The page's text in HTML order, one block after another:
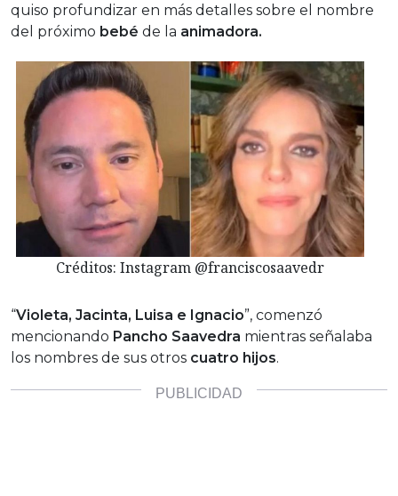
quiso profundizar en más detalles sobre el nombre
del próximo bebé de la animadora.
Créditos: Instagram @franciscosaavedr
“Violeta, Jacinta, Luisa e Ignacio”, comenzó
mencionando Pancho Saavedra mientras señalaba
los nombres de sus otros cuatro hijos.